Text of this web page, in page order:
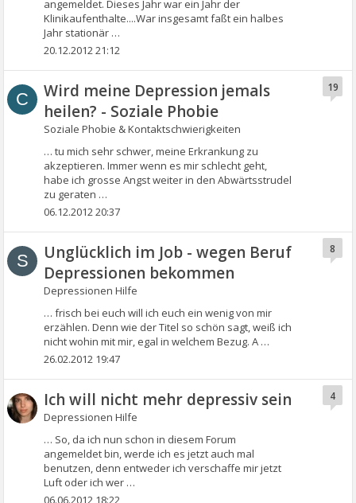
angemeldet. Dieses Jahr war ein Jahr der
Klinikaufenthalte....War insgesamt faßt ein halbes
Jahr stationär …
20.12.2012 21:12
C
Wird meine Depression jemals
heilen? - Soziale Phobie
Soziale Phobie & Kontaktschwierigkeiten
… tu mich sehr schwer, meine Erkrankung zu
akzeptieren. Immer wenn es mir schlecht geht,
habe ich grosse Angst weiter in den Abwärtsstrudel
zu geraten …
19
06.12.2012 20:37
S
Unglücklich im Job - wegen Beruf
Depressionen bekommen
Depressionen Hilfe
… frisch bei euch will ich euch ein wenig von mir
erzählen. Denn wie der Titel so schön sagt, weiß ich
nicht wohin mit mir, egal in welchem Bezug. A …
8
26.02.2012 19:47
Ich will nicht mehr depressiv sein
Depressionen Hilfe
… So, da ich nun schon in diesem Forum
angemeldet bin, werde ich es jetzt auch mal
benutzen, denn entweder ich verschaffe mir jetzt
Luft oder ich wer …
4
06.06.2012 18:22